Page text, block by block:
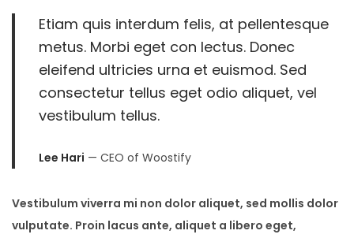
Etiam quis interdum felis, at pellentesque
metus. Morbi eget con lectus. Donec
eleifend ultricies urna et euismod. Sed
consectetur tellus eget odio aliquet, vel
vestibulum tellus.
Lee Hari — CEO of Woostify
Vestibulum viverra mi non dolor aliquet, sed mollis dolor
vulputate. Proin lacus ante, aliquet a libero eget,